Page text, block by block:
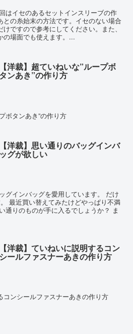
はイセのあるセットインスリーブの作
との糸始末の方法です。イセのない場合
ですので参考にしてください。また、
の場面でも使えます。...
【洋裁】超ていねいな”ループボ
タンあき”の作り方
ボタンあき”の作り方
【洋裁】思い通りのバッグインバ
ッグが欲しい
グインバッグを愛用しています。 だけ
最近買い替えてみたけどやっぱり不満
通りのものが手に入るでしょうか？ ま
【洋裁】ていねいに説明するコン
シールファスナーあきの作り方
コンシールファスナーあきの作り方